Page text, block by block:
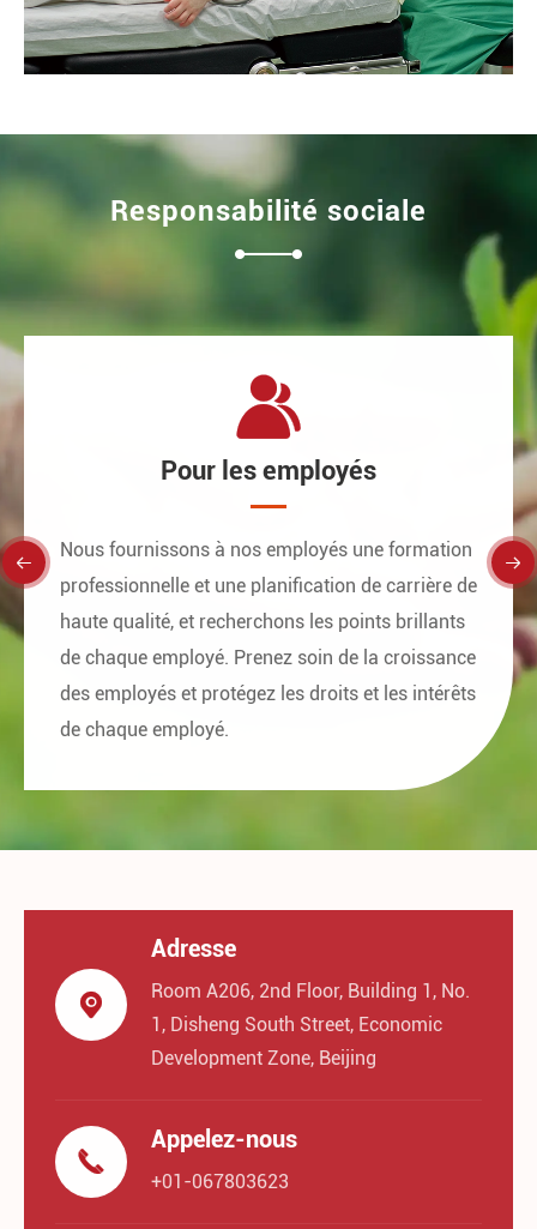
Responsabilité sociale

Pour les employés
Nous fournissons à nos employés une formation
professionnelle et une planification de carrière de
haute qualité, et recherchons les points brillants
de chaque employé. Prenez soin de la croissance
des employés et protégez les droits et les intérêts
de chaque employé.
 

Adresse
Room A206, 2nd Floor, Building 1, No.
1, Disheng South Street, Economic
Development Zone, Beijing

Appelez-nous
+01-067803623